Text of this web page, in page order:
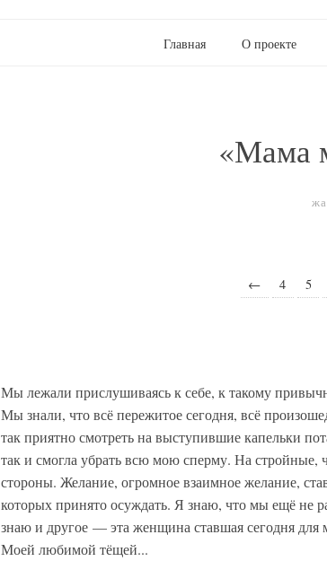
Главная О проекте
«Мама
← 4 5
Мы лежали прислушиваясь к себе, к такому
Мы знали, что всё пережитое сегодня, всё
так приятно смотреть на выступившие капельки
так и смогла убрать всю мою сперму. На стройные,
стороны. Желание, огромное взаимное желание,
которых принято осуждать. Я знаю, что мы ещё не
знаю и другое — эта женщина ставшая сегодня
Моей любимой тёщей...